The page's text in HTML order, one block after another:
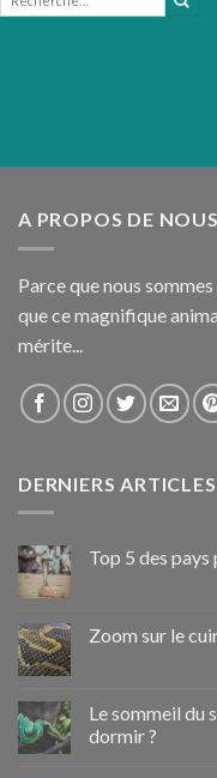
pour :
A PROPOS DE NOUS
Parce que nous
que ce magnifique
mérite...
DERNIERS ARTICLES
Top 5 des
Zoom sur le
Le sommeil du
dormir ?